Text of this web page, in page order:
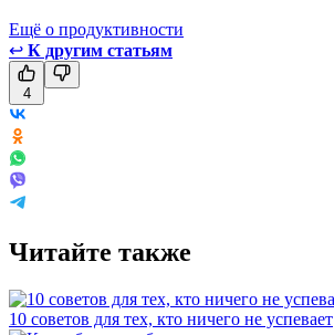
Ещё о продуктивности
↩ К другим статьям
4
Читайте также
10 советов для тех, кто ничего не успевает